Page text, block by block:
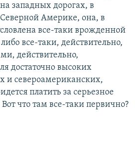
западных дорогах, в
Америке, она, в
все-таки врожденной
все-таки, действительно,
действительно,
достаточно высоких
и североамериканских,
платить за серьезное
что там все-таки первично?